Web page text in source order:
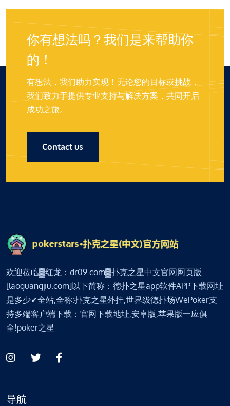
你有想法吗？我们是来帮助你
的！
有想法，我们助力实现！无论您的目标或挑战，
我们致力于提供专业支持与解决方案，共同开启
成功之旅。
Contact us
欢迎莅临▓红龙：dr09.com▓扑克之星中文官网网页版
[laoguangjiu.com]以下简称：德扑之星app软件APP下载网址
是多少✔全站,全称:扑克之星外挂,世界级德扑场WePoker支
持多端客户端下载：官网下载地址,安卓版,苹果版一应俱
全!poker之星
导航